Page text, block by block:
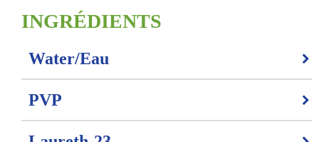
INGRÉDIENTS
Water/Eau
PVP